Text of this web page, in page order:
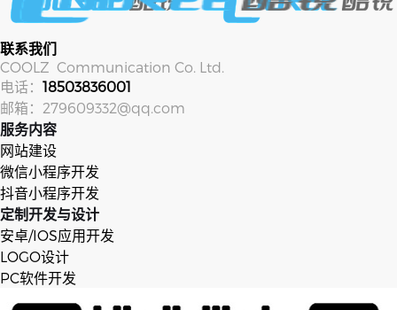
联系我们
COOLZ Com­mu­ni­ca­tion Co. Ltd.
电话： 18503836001
邮箱：279609332@qq.com
服务内容
网站建设
微信小程序开发
抖音小程序开发
定制开发与设计
安卓/IOS应用开发
LOGO设计
PC软件开发